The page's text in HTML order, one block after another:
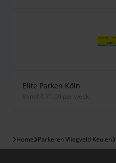
Elite Parken Köln
vanaf € 71,00 per week
Home Parkeren Vliegveld Keulen